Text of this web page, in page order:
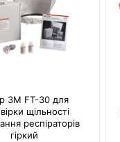
3M FT-30 для
щільності
респіраторів
гіркий